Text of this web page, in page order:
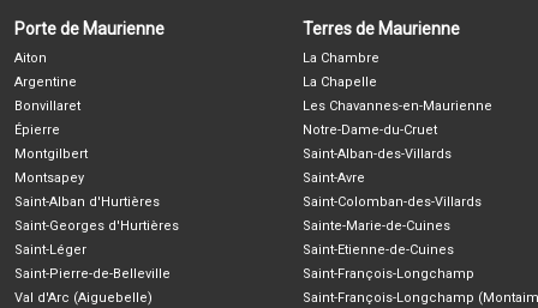
Porte de Maurienne
Aiton
Argentine
Bonvillaret
Épierre
Montgilbert
Montsapey
Saint-Alban d'Hurtières
Saint-Georges d'Hurtières
Saint-Léger
Saint-Pierre-de-Belleville
Val d'Arc (Aiguebelle)
Terres de Maurienne
La Chambre
La Chapelle
Les Chavannes-en-Maurienne
Notre-Dame-du-Cruet
Saint-Alban-des-Villards
Saint-Avre
Saint-Colomban-des-Villards
Sainte-Marie-de-Cuines
Saint-Etienne-de-Cuines
Saint-François-Longchamp
Saint-François-Longchamp